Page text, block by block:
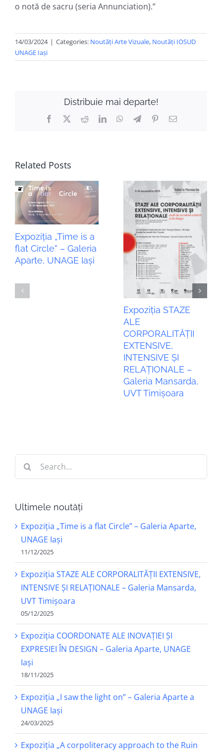
o notă de sacru (seria Annunciation).”
14/03/2024 | Categories: Noutăți Arte Vizuale, Noutăți IOSUD
UNAGE Iași
Distribuie mai departe!
Facebook RedditLinkedInWhatsApp
TelegramPinterestEmail
Related Posts
Expoziția „Time is a
flat Circle” – Galeria
Aparte, UNAGE Iași
Expoziția STAZE
ALE
CORPORALITĂȚII
EXTENSIVE,
INTENSIVE ȘI
RELAȚIONALE –
Galeria Mansarda,
UVT Timișoara
Ultimele noutăți
Expoziția „Time is a flat Circle” – Galeria Aparte,
UNAGE Iași
11/12/2025
Expoziția STAZE ALE CORPORALITĂȚII EXTENSIVE,
INTENSIVE ȘI RELAȚIONALE – Galeria Mansarda,
UVT Timișoara
05/12/2025
Expoziția COORDONATE ALE INOVAȚIEI ȘI
EXPRESIEI ÎN DESIGN – Galeria Aparte, UNAGE
Iași
18/11/2025
Expoziția „I saw the light on” – Galeria Aparte a
UNAGE Iași
24/03/2025
Expoziția „A corpoliteracy approach to the Ruin